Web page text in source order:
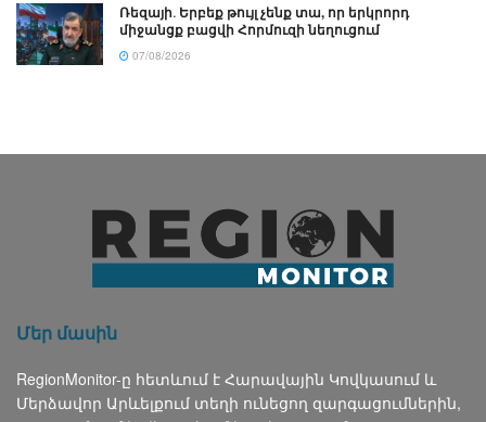
Ռեզայի․ Երբեք թույլ չենք տա, որ երկրորդ
միջանցք բացվի Հորմուզի նեղուցում
07/08/2026
Մեր մասին
RegionMonitor-ը հետևում է Հարավային Կովկասում և
Մերձավոր Արևելքում տեղի ունեցող զարգացումներին,